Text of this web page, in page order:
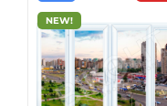
NEW!